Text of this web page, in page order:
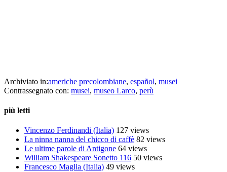
Archiviato in:americhe precolombiane, español, musei
Contrassegnato con: musei, museo Larco, perù
più letti
Vincenzo Ferdinandi (Italia) 127 views
La ninna nanna del chicco di caffè 82 views
Le ultime parole di Antigone 64 views
William Shakespeare Sonetto 116 50 views
Francesco Maglia (Italia) 49 views